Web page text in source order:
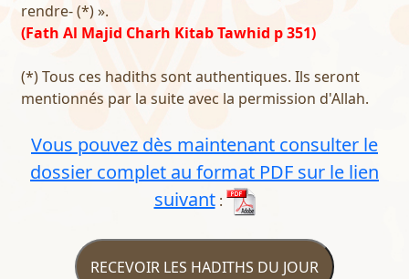
rendre- (*) ».
(Fath Al Majid Charh Kitab Tawhid p 351)
(*) Tous ces hadiths sont authentiques. Ils seront
mentionnés par la suite avec la permission d'Allah.
Vous pouvez dès maintenant consulter le
dossier complet au format PDF sur le lien
suivant:
RECEVOIR LES HADITHS DU JOUR